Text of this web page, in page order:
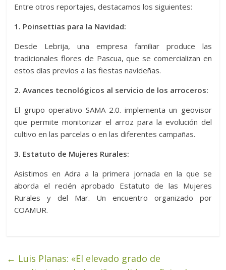
Entre otros reportajes, destacamos los siguientes:
1. Poinsettias para la Navidad:
Desde Lebrija, una empresa familiar produce las
tradicionales flores de Pascua, que se comercializan en
estos días previos a las fiestas navideñas.
2. Avances tecnológicos al servicio de los arroceros:
El grupo operativo SAMA 2.0. implementa un geovisor
que permite monitorizar el arroz para la evolución del
cultivo en las parcelas o en las diferentes campañas.
3. Estatuto de Mujeres Rurales:
Asistimos en Adra a la primera jornada en la que se
aborda el recién aprobado Estatuto de las Mujeres
Rurales y del Mar. Un encuentro organizado por
COAMUR.
← Luis Planas: «El elevado grado de